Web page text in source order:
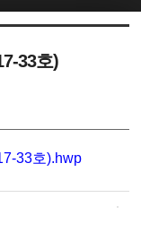
33호)
33호).hwp
5
5